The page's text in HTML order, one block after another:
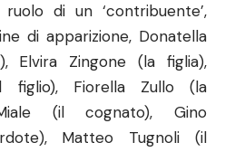
di un ‘contribuente’,
di apparizione, Donatella
Elvira Zingone (la figlia),
figlio), Fiorella Zullo (la
(il cognato), Gino
Matteo Tugnoli (il